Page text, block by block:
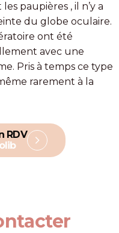
paupières , il n’y a
du globe oculaire.
ont été
avec une
Pris à temps ce type
rarement à la
RDV